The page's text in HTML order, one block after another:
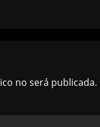
no será publicada.